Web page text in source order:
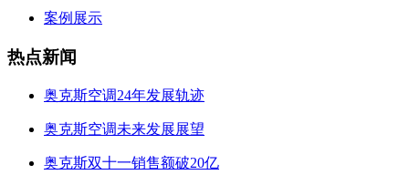
案例展示
热点新闻
奥克斯空调24年发展轨迹
奥克斯空调未来发展展望
奥克斯双十一销售额破20亿